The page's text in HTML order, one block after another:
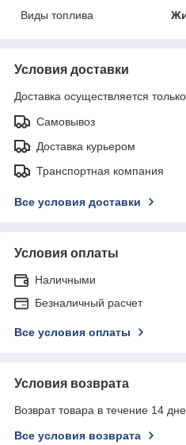
Виды топлива
Условия доставки
Доставка осуществляется
Самовывоз
Доставка курьером
Транспортная компания
Все условия доставки
Условия оплаты
Наличными
Безналичный расчет
Все условия оплаты
Условия возврата
Возврат товара в течение 14
Все условия возврата